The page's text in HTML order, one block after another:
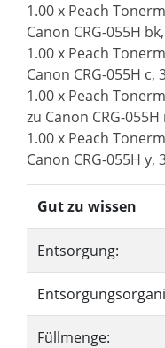
1.00 x Peach
Canon CRG-055H
1.00 x Peach
Canon CRG-055H c,
1.00 x Peach
zu Canon CRG-
1.00 x Peach
Canon CRG-055H y,
Gut zu wissen
Entsorgung:
Füllmenge: